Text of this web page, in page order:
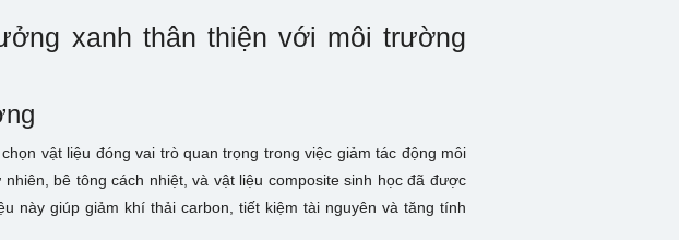
xanh thân thiện với môi trường
vật liệu đóng vai trò quan trọng trong việc giảm tác động môi
bê tông cách nhiệt, và vật liệu composite sinh học đã được
này giúp giảm khí thải carbon, tiết kiệm tài nguyên và tăng tính